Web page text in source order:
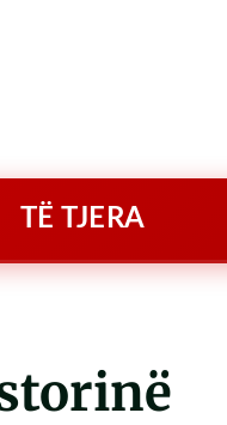
TË TJERA